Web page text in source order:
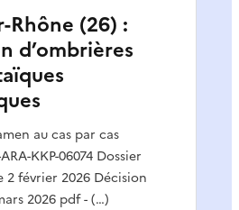
Rhône (26) :
d’ombrières
au cas par cas
KKP-06074 Dossier
février 2026 Décision
2026 pdf - (…)